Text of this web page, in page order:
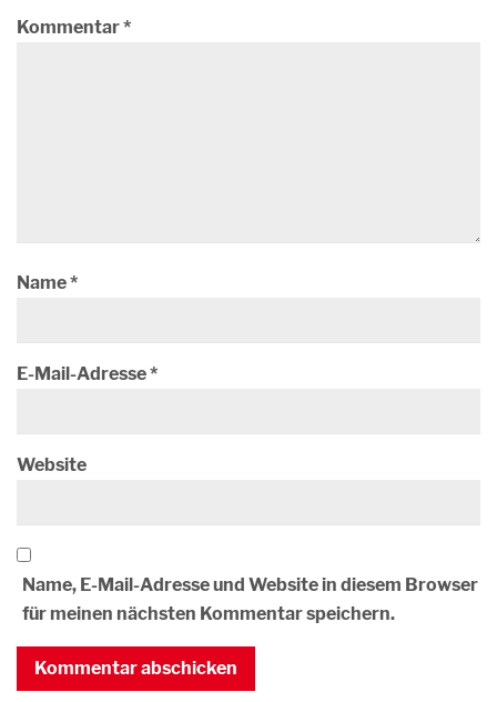
Kommentar*
Name*
E-Mail-Adresse*
Website
Name, E-Mail-Adresse und Website in diesem Browser
für meinen nächsten Kommentar speichern.